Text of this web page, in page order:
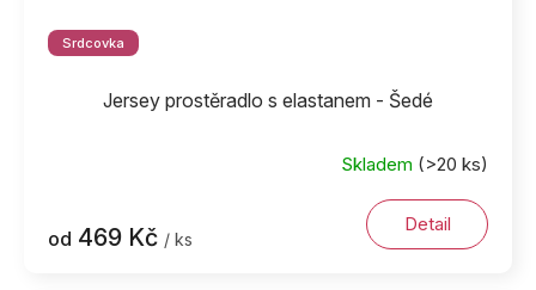
Srdcovka
Jersey prostěradlo s elastanem - Šedé
Skladem (>20 ks)
od 469 Kč / ks
Detail